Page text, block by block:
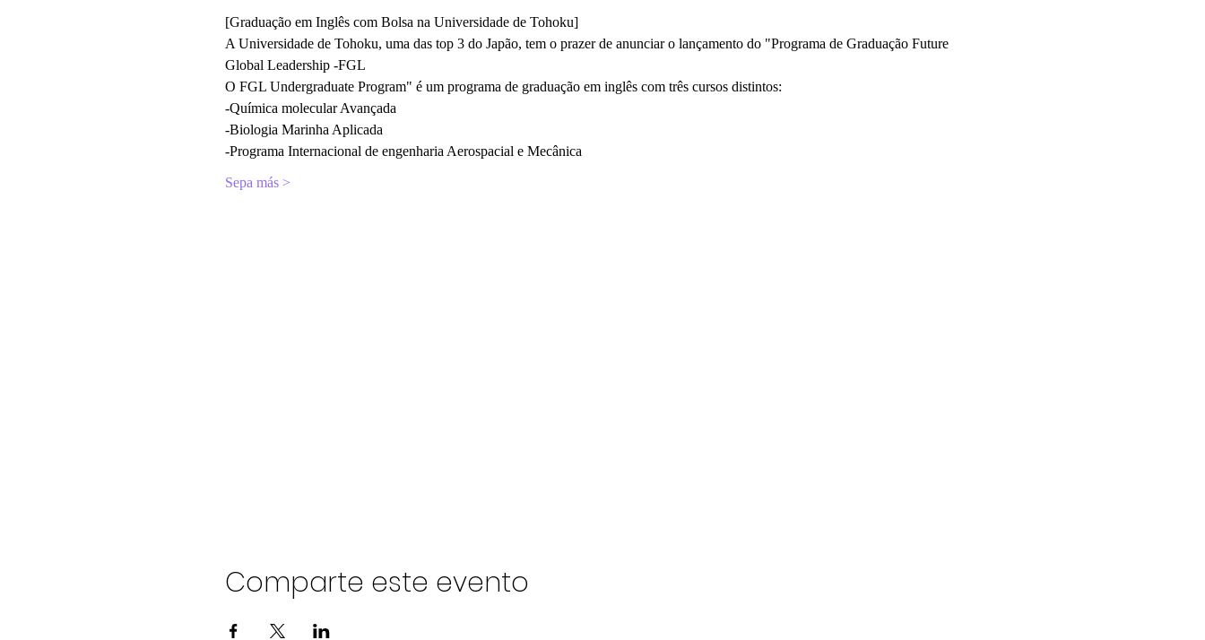
[Graduação em Inglês com Bolsa na Universidade de Tohoku]
A Universidade de Tohoku, uma das top 3 do Japão, tem o prazer de anunciar o lançamento do "Programa de Graduação Future
Global Leadership -FGL
O FGL Undergraduate Program" é um programa de graduação em inglês com três cursos distintos:
-Química molecular Avançada
-Biologia Marinha Aplicada
-Programa Internacional de engenharia Aerospacial e Mecânica
Sepa más >
Comparte este evento